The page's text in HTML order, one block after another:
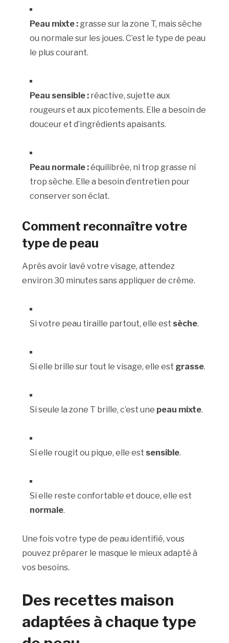
Peau mixte : grasse sur la zone T, mais sèche
ou normale sur les joues. C’est le type de peau
le plus courant.
Peau sensible : réactive, sujette aux
rougeurs et aux picotements. Elle a besoin de
douceur et d’ingrédients apaisants.
Peau normale :équilibrée, ni trop grasse ni
trop sèche. Elle a besoin d’entretien pour
conserver son éclat.
Comment reconnaître votre
type de peau
Après avoir lavé votre visage, attendez
environ 30 minutes sans appliquer de crème.
Si votre peau tiraille partout, elle est sèche.
Si elle brille sur tout le visage, elle est grasse.
Si seule la zone T brille, c’est une peau mixte.
Si elle rougit ou pique, elle est sensible.
Si elle reste confortable et douce, elle est
normale.
Une fois votre type de peau identifié, vous
pouvez préparer le masque le mieux adapté à
vos besoins.
Des recettes maison
adaptées à chaque type